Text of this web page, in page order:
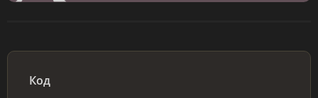
Код